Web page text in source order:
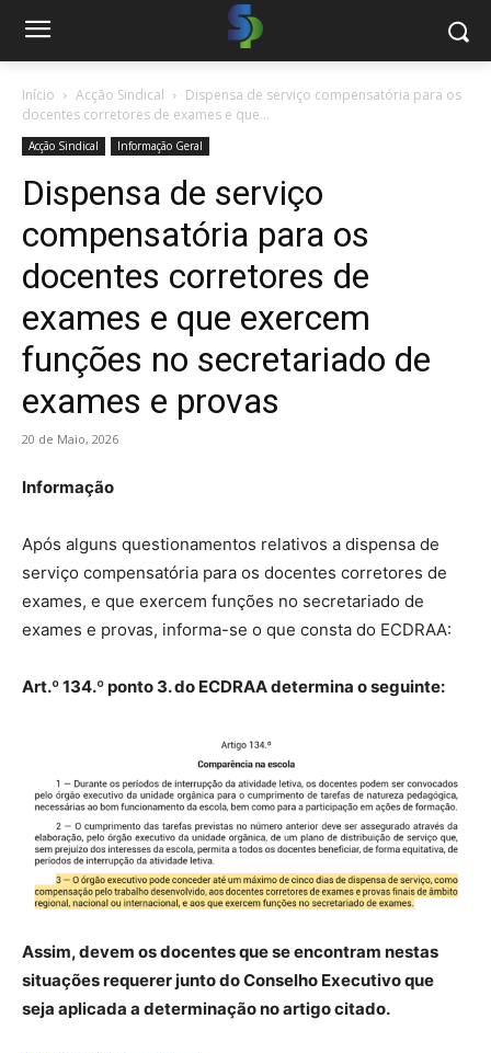
Início Acção Sindical
Dispensa de serviço compensatória para os
docentes corretores de exames e que...
Acção Sindical Informação Geral
Dispensa de serviço
compensatória para os
docentes corretores de
exames e que exercem
funções no secretariado de
exames e provas
20 de Maio, 2026
Informação
Após alguns questionamentos relativos a dispensa de
serviço compensatória para os docentes corretores de
exames, e que exercem funções no secretariado de
exames e provas, informa-se o que consta do ECDRAA:
Art.º 134.º ponto 3. do ECDRAA determina o seguinte:
Assim, devem os docentes que se encontram nestas
situações requerer junto do Conselho Executivo que
seja aplicada a determinação no artigo citado.